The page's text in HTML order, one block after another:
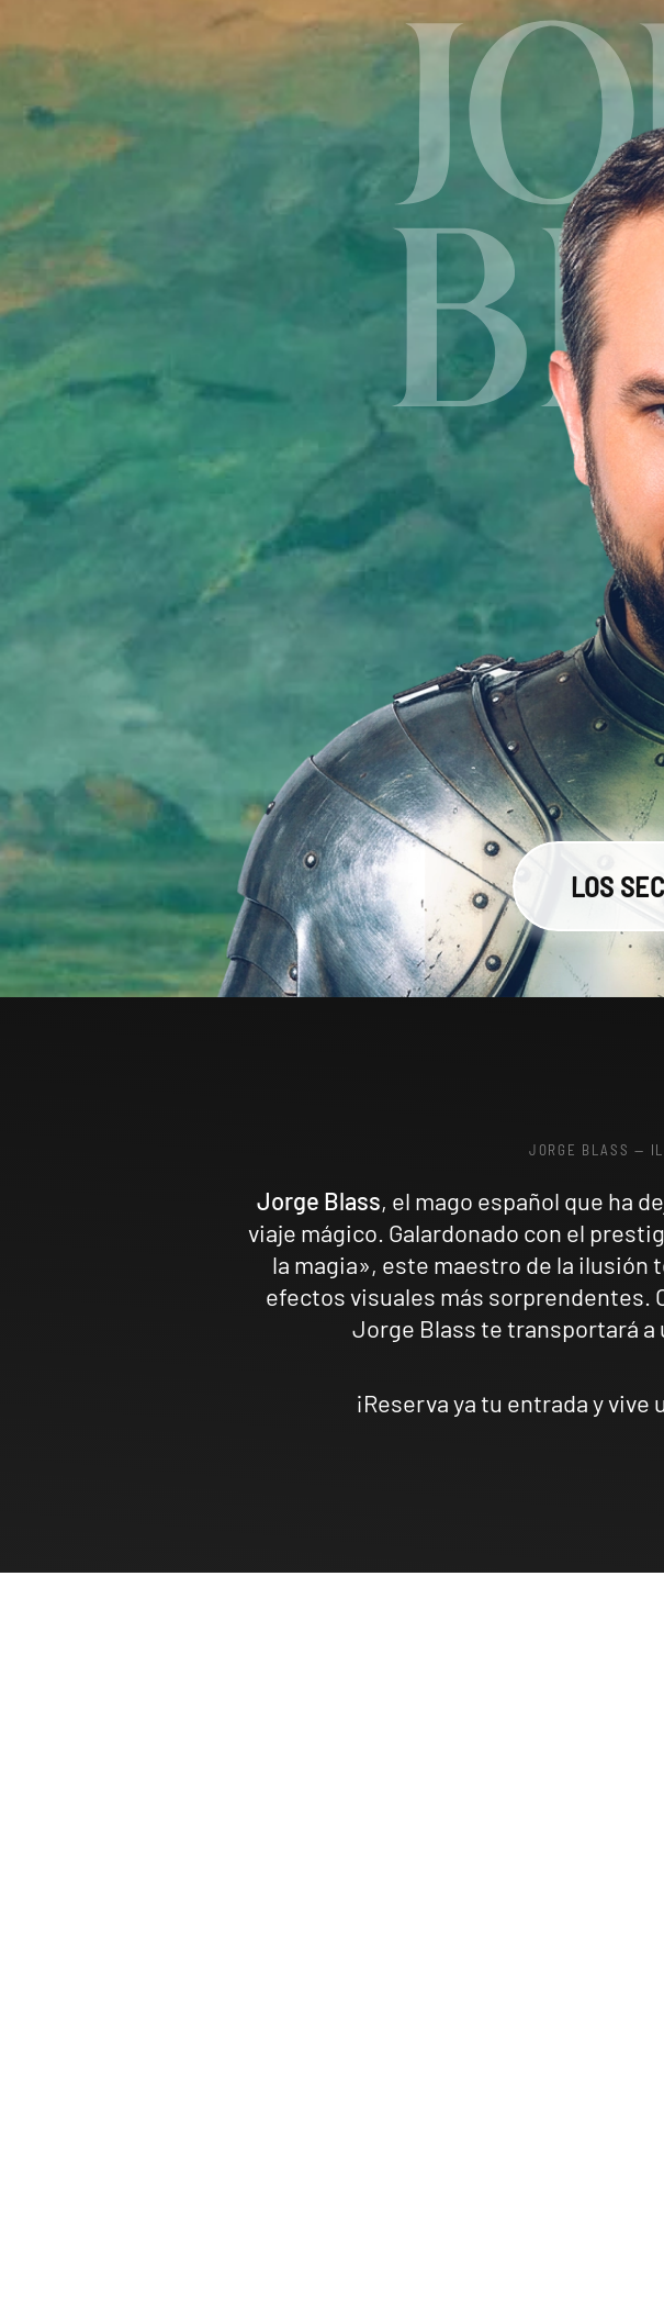
LOS
JORGE BLASS —
Jorge Blass, el mago español que ha
viaje mágico. Galardonado con el
la magia», este maestro de la ilusión
efectos visuales más sorprendentes.
Jorge Blass te transportará a
¡Reserva ya tu entrada y